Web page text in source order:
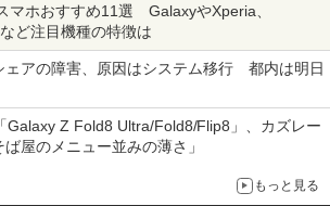
マホおすすめ11選 GalaxyやXperia、
ど注目機種の特徴は
ェアの障害、原因はシステム移行 都内は明日
Galaxy Z Fold8 Ultra/Fold8/Flip8」、カズレー
屋のメニュー並みの薄さ」
もっと見る